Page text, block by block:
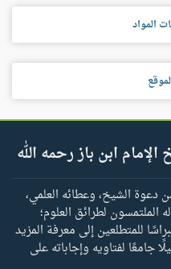
المواد
ابن باز رحمه الله
الشيخ، وعطائه العلمي،
الملتمسون لطرائق العلوم؛
للمتطلعين إلى معرفة المزيد
جامعًا لفتاويه وإجاباته على